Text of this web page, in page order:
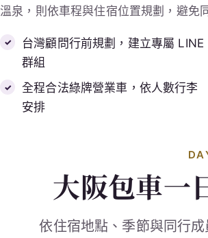
溫泉，則依車程與住宿位置規劃，避免
台灣顧問行前規劃，建立專屬 LINE
群組
全程合法綠牌營業車，依人數行李
安排
大阪包車一
依住宿地點、季節與同行